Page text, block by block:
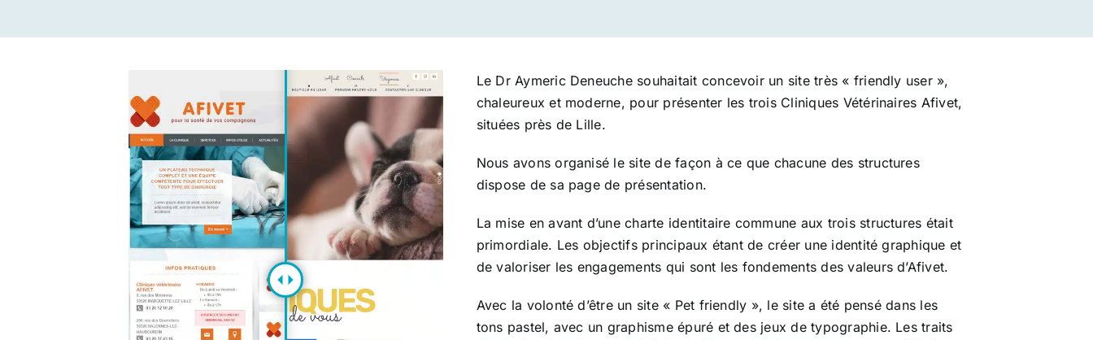
Le Dr Aymeric Deneuche souhaitait concevoir un site très « friendly user »,
chaleureux et moderne, pour présenter les trois Cliniques Vétérinaires Afivet,
situées près de Lille.
Nous avons organisé le site de façon à ce que chacune des structures
dispose de sa page de présentation.
La mise en avant d’une charte identitaire commune aux trois structures était
primordiale. Les objectifs principaux étant de créer une identité graphique et
de valoriser les engagements qui sont les fondements des valeurs d’Afivet.
Avec la volonté d’être un site « Pet friendly », le site a été pensé dans les
tons pastel, avec un graphisme épuré et des jeux de typographie. Les traits